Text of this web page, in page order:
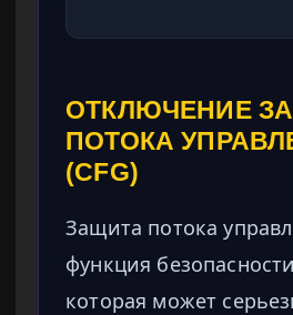
ОТКЛЮЧЕНИЕ
ПОТОКА
(CFG)
Защита потока
функция
которая может